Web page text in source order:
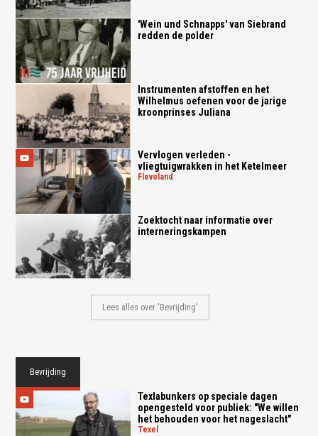
'Wein und Schnapps' van Siebrand
redden de polder
Instrumenten afstoffen en het
Wilhelmus oefenen voor de jarige
kroonprinses Juliana
Vervlogen verleden -
vliegtuigwrakken in het Ketelmeer
flevoland
Zoektocht naar informatie over
interneringskampen
Lees alles over 'Bevrijding'
Bevrijding
Texlabunkers op speciale dagen
opengesteld voor publiek: "We willen
het behouden voor het nageslacht"
texel